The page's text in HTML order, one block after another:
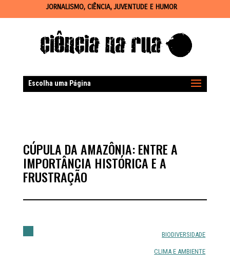
JORNALISMO, CIÊNCIA, JUVENTUDE E HUMOR
Escolha uma Página
CÚPULA DA AMAZÔNIA: ENTRE A
IMPORTÂNCIA HISTÓRICA E A
FRUSTRAÇÃO
BIODIVERSIDADE
CLIMA E AMBIENTE